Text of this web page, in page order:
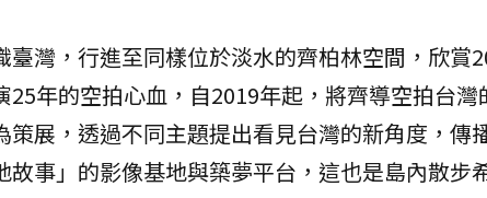
灣，行進至同樣位於淡水的齊柏林空間，欣賞
25年的空拍心血，自2019年起，將齊導空拍台灣
策展，透過不同主題提出看見台灣的新角度，傳
事」的影像基地與築夢平台，這也是島內散步